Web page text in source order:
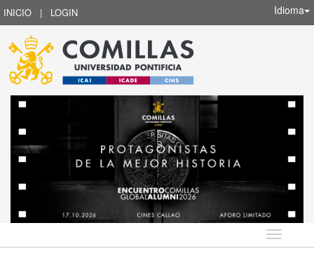
INICIO | LOGIN Idioma
Idioma